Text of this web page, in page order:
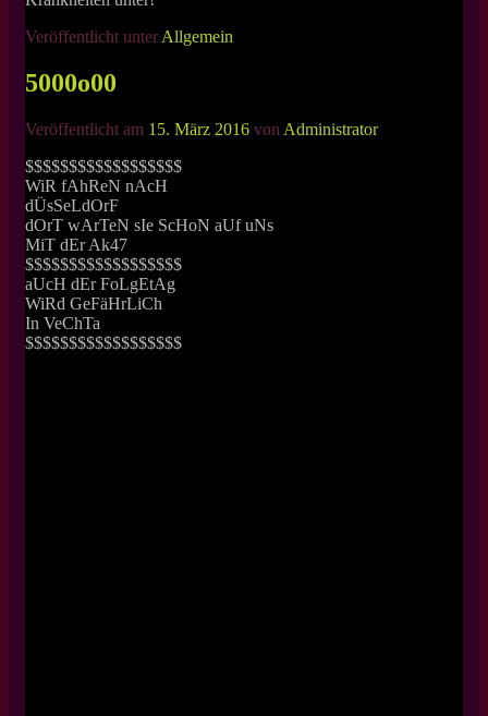
Veröffentlicht unter Allgemein
5000o00
Veröffentlicht am 15. März 2016 von Administrator
$$$$$$$$$$$$$$$$$$
WiR fAhReN nAcH
dÜsSeLdOrF
dOrT wArTeN sIe ScHoN aUf uNs
MiT dEr Ak47
$$$$$$$$$$$$$$$$$$
aUcH dEr FoLgEtAg
WiRd GeFäHrLiCh
In VeChTa
$$$$$$$$$$$$$$$$$$